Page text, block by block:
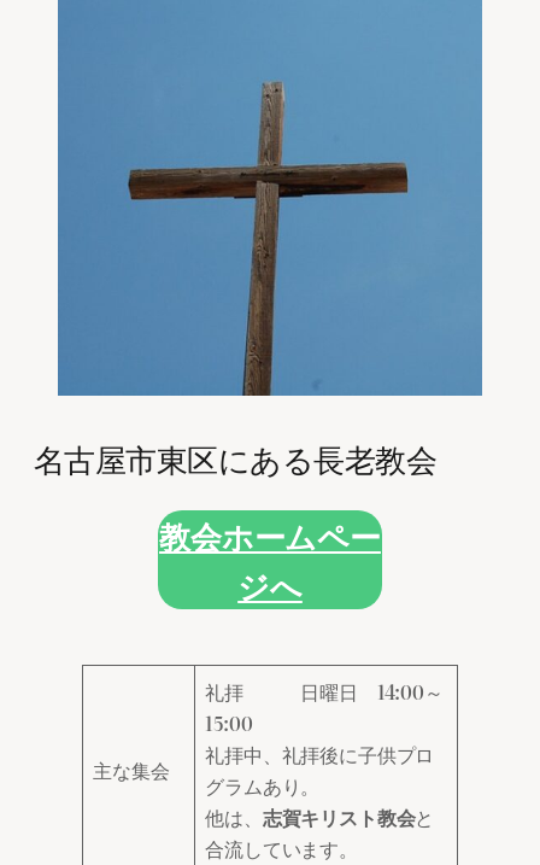
名古屋市東区にある長老教会
教会ホームペー
ジへ
主な集会
礼拝 日曜日 14:00～
15:00
礼拝中、礼拝後に子供プロ
グラムあり。
他は、 志賀キリスト教会と
合流しています。